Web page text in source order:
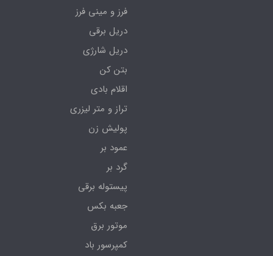
فرز و مینی فرز
دریل برقی
دریل شارژی
بتن کن
اقلام بادی
تراز و متر لیزری
پولیش زن
عمود بر
گرد بر
پیستوله برقی
جعبه بکس
موتور برق
کمپرسور باد